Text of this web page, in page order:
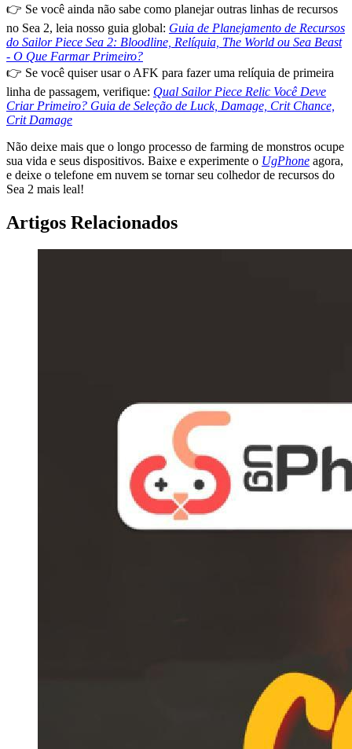
👉 Se você ainda não sabe como planejar outras linhas de recursos
no Sea 2, leia nosso guia global: Guia de Planejamento de Recursos
do Sailor Piece Sea 2: Bloodline, Relíquia, The World ou Sea Beast
- O Que Farmar Primeiro?
👉 Se você quiser usar o AFK para fazer uma relíquia de primeira
linha de passagem, verifique: Qual Sailor Piece Relic Você Deve
Criar Primeiro? Guia de Seleção de Luck, Damage, Crit Chance,
Crit Damage
Não deixe mais que o longo processo de farming de monstros ocupe
sua vida e seus dispositivos. Baixe e experimente o UgPhone agora,
e deixe o telefone em nuvem se tornar seu colhedor de recursos do
Sea 2 mais leal!
Artigos Relacionados